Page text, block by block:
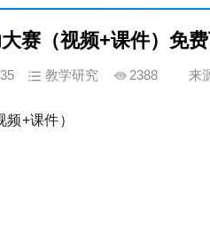
赛（视频+课件）免
教学研究 2388 来
+课件）